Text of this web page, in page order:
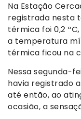
Na Estação
registrada nesta
térmica foi 0,2
a temperatura
térmica ficou na
Nessa segunda-
havia registrado a
até então, ao
ocasião, a